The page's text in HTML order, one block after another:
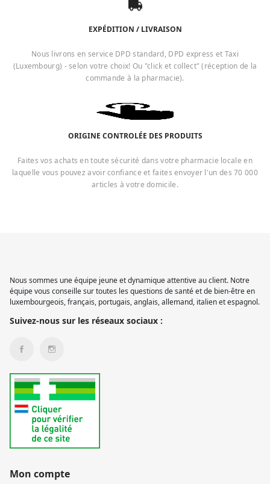
EXPÉDITION / LIVRAISON
Nous livrons en service DPD standard, DPD express et Taxi
(Luxembourg) - selon votre choix! Ou "click et collect" (réception de la
commande à la pharmacie).
ORIGINE CONTROLÉE DES PRODUITS
Faites vos achats en toute sécurité dans votre pharmacie locale en
laquelle vous pouvez avoir confiance et faites envoyer l'un des 70 000
articles à votre domicile.
Nous sommes une équipe jeune et dynamique attentive au client. Notre
équipe vous conseille sur toutes les questions de santé et de bien-être en
luxembourgeois, français, portugais, anglais, allemand, italien et espagnol.
Suivez-nous sur les réseaux sociaux :
Mon compte